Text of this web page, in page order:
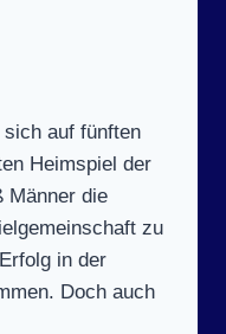
sich auf fünften
Heimspiel der
Männer die
zu
in der
Doch auch